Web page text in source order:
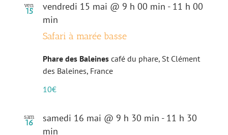
ven
15 vendredi 15 mai @ 9 h 00 min - 11 h 00
min
Safari à marée basse
Phare des Baleines café du phare, St Clément
des Baleines, France
10€
sam
16 samedi 16 mai @ 9 h 30 min - 11 h 30
min